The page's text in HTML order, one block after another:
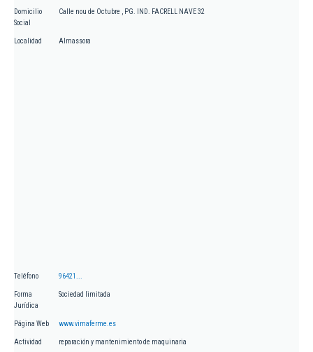
Domicilio
Social
Calle nou de Octubre , PG. IND. FACRELL NAVE 32
Localidad Almassora
Teléfono 96421...
Forma
Jurídica
Sociedad limitada
Página Web www.vimaferme.es
Actividad reparación y mantenimiento de maquinaria